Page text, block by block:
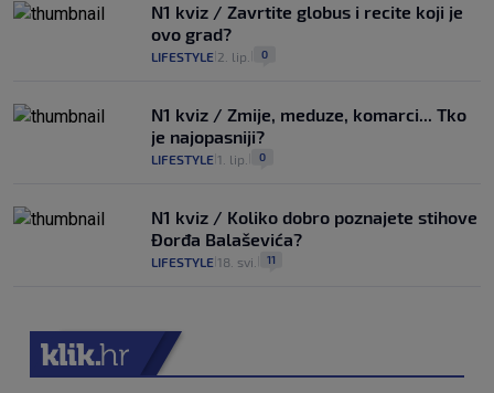
N1 kviz / Zavrtite globus i recite koji je
ovo grad?
LIFESTYLE 2. lip. 0
N1 kviz / Zmije, meduze, komarci... Tko
je najopasniji?
LIFESTYLE 1. lip. 0
N1 kviz / Koliko dobro poznajete stihove
Đorđa Balaševića?
LIFESTYLE 18. svi. 11